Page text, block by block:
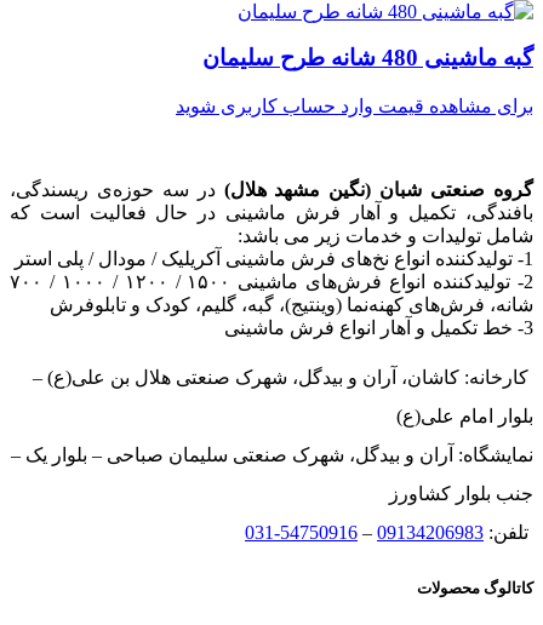
گبه ماشینی 480 شانه طرح سلیمان
برای مشاهده قیمت وارد حساب کاربری شوید
گروه صنعتی شبان (نگین مشهد هلال) در سه حوزه‌ی ریسندگی،
بافندگی، تکمیل و آهار فرش ماشینی در حال فعالیت است که
شامل تولیدات و خدمات زیر می باشد:
1- تولیدکننده انواع نخ‌های فرش ماشینی آکریلیک / مودال / پلی استر
2- تولیدکننده انواع فرش‌های ماشینی ۱۵۰۰ / ۱۲۰۰ / ۱۰۰۰ / ۷۰۰
شانه، فرش‌های کهنه‌نما (وینتیج)، گبه، گلیم، کودک و تابلوفرش
3- خط تکمیل و آهار انواع فرش ماشینی
کارخانه: کاشان، آران و بیدگل، شهرک صنعتی هلال بن علی(ع) –
بلوار امام علی(ع)
نمایشگاه: آران و بیدگل، شهرک صنعتی سلیمان صباحی – بلوار یک –
جنب بلوار کشاورز
تلفن: 09134206983
–
54750916-031
کاتالوگ محصولات